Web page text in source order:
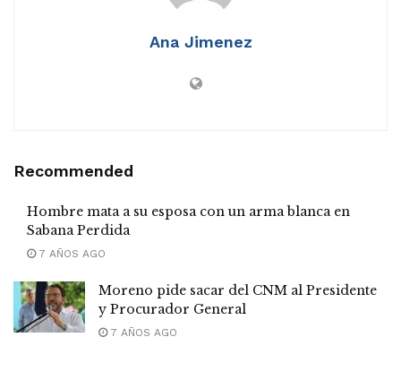
Ana Jimenez
Recommended
Hombre mata a su esposa con un arma blanca en
Sabana Perdida
7 AÑOS AGO
Moreno pide sacar del CNM al Presidente
y Procurador General
7 AÑOS AGO